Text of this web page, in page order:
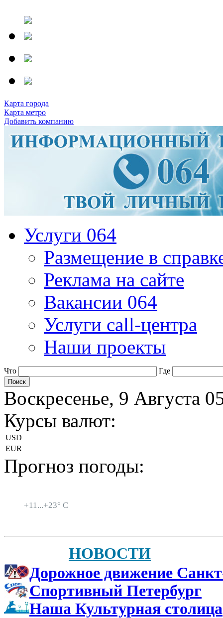
Карта города
Карта метро
Добавить компанию
Услуги 064
Размещение в
Реклама на сайте
Вакансии 064
Услуги call-центра
Наши проекты
Что Где
Воскресенье, 9 Августа
Курсы валют:
USD
EUR
Прогноз погоды:
+11...+23° C
НОВОСТИ
Дорожное движение
Спортивный Петербург
Наша Культурная столица